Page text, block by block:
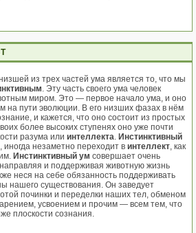
из трех частей ума является то, что мы
. Эту часть своего ума человек
миром. Это — первое начало ума, и оно
на пути эволюции. В его низших фазах в нём
и кажется, что оно состоит из простых
более высоких ступенях оно уже почти
разума или интеллекта. Инстинктивный
иногда незаметно переходит в интеллект, как
Инстинктивный ум совершает очень
и поддерживая животную жизнь
неся на себе обязанность поддерживать
нашего существования. Он заведует
починки и переделки наших тел, обменом
усвоением и прочим — всем тем, что
плоскости сознания.